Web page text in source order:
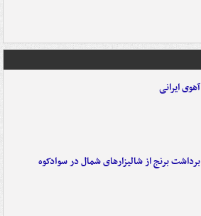
آهوی ایرانی
برداشت برنج از شالیزارهای شمال در سوادکوه